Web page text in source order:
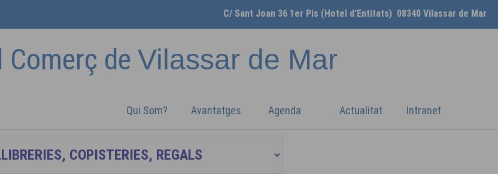
C/ Sant Joan 36 1er Pis (Hotel d'Entitats) 08340 Vilassar de Mar
Comerç de Vilassar de Mar
Qui Som? Avantatges Agenda Actualitat Intranet